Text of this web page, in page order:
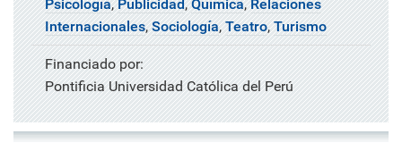
Psicología,Publicidad,Química,Relaciones
Internacionales,Sociología,Teatro,Turismo
Financiado por:
Pontificia Universidad Católica del Perú